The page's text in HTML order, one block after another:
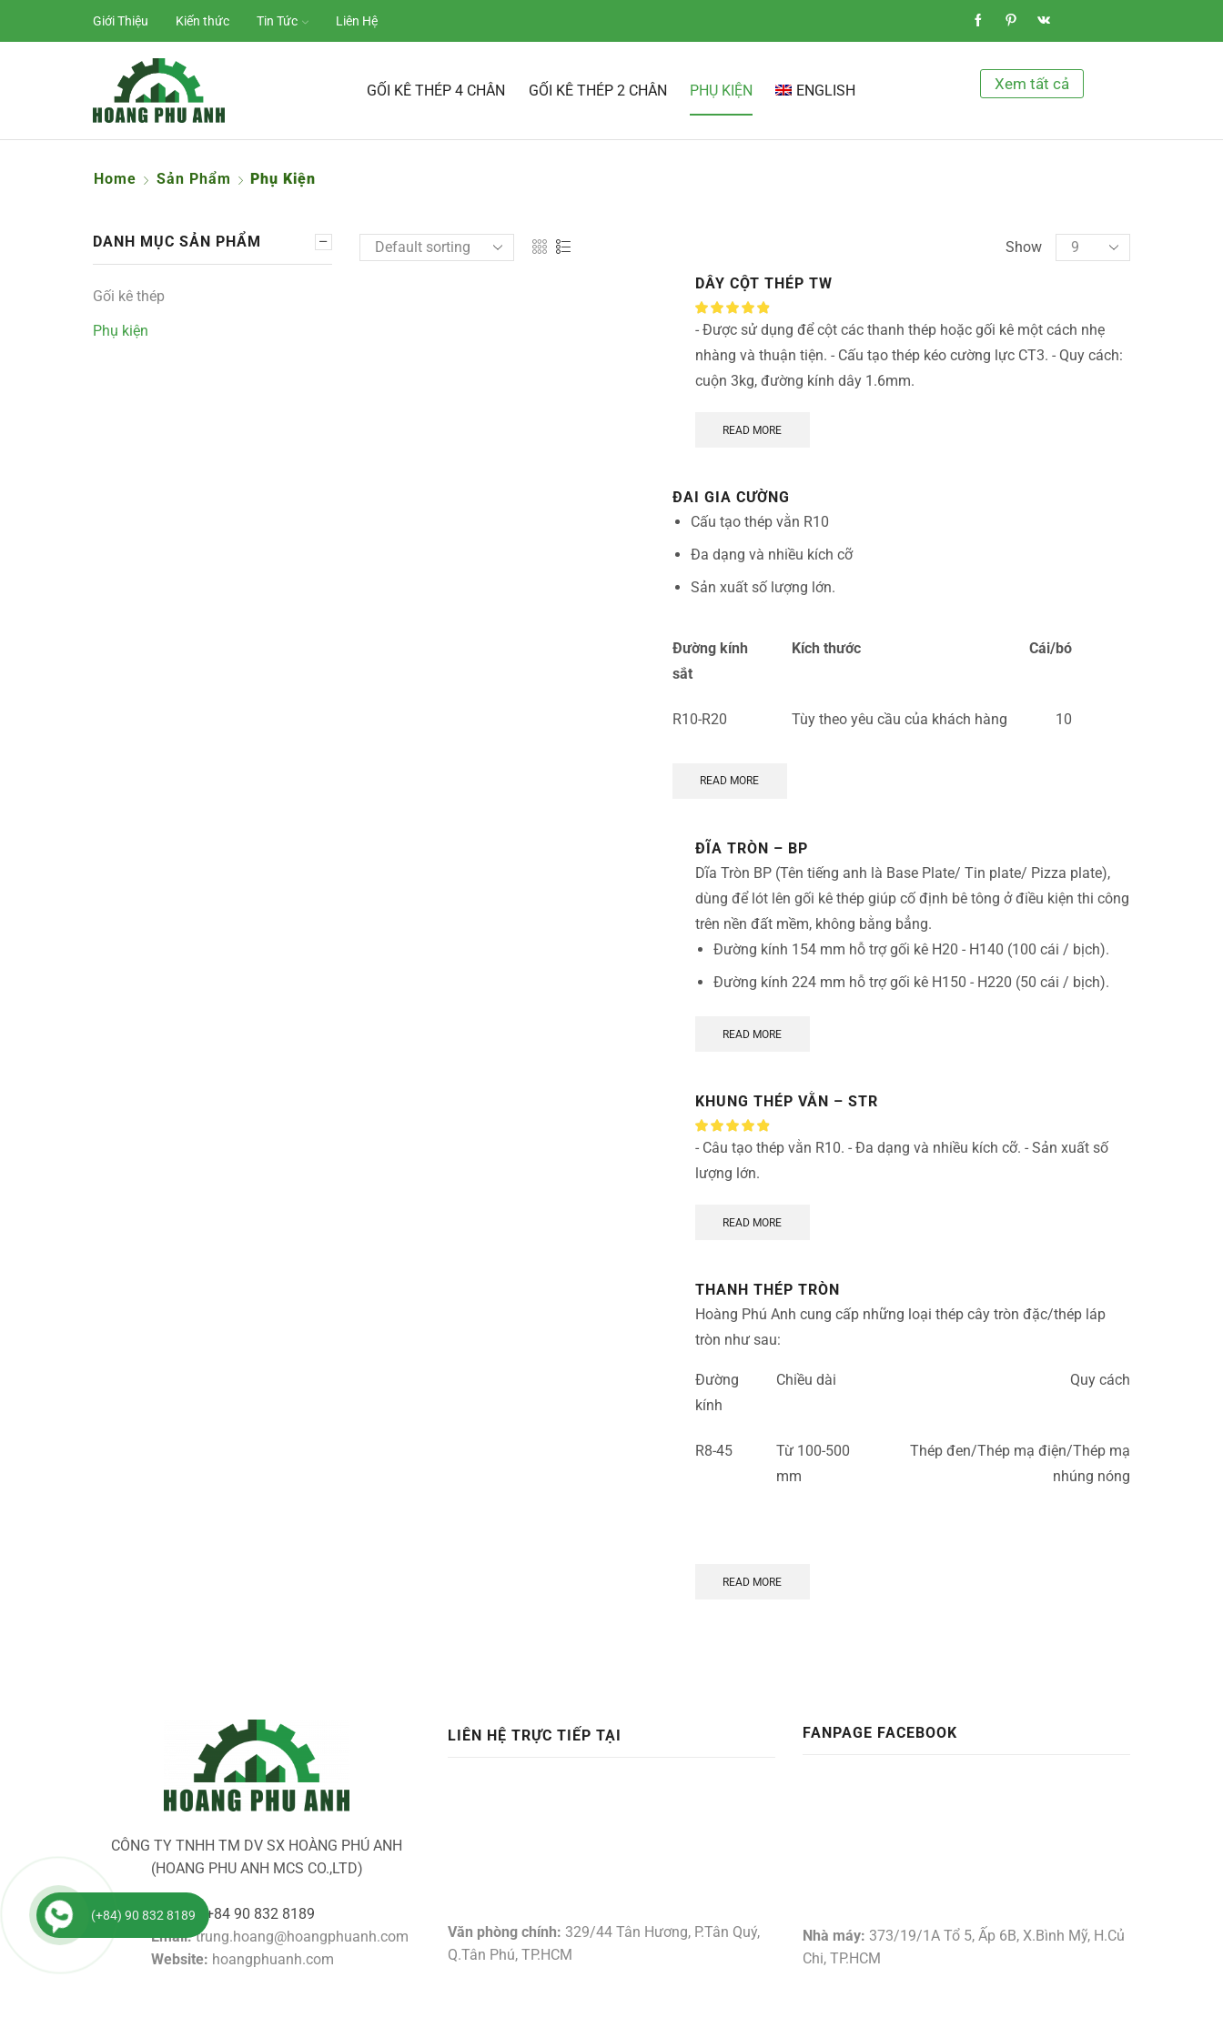
Giới Thiệu Kiến thức Tin Tức Liên Hệ
GỐI KÊ THÉP 4 CHÂN GỐI KÊ THÉP 2 CHÂN PHỤ KIỆN ENGLISH Xem tất cả
Home Sản Phẩm Phụ Kiện
Show
DÂY CỘT THÉP TW
- Được sử dụng để cột các thanh thép hoặc gối kê một cách nhẹ
nhàng và thuận tiện. - Cấu tạo thép kéo cường lực CT3. - Quy cách:
cuộn 3kg, đường kính dây 1.6mm.
READ MORE
ĐAI GIA CƯỜNG
Cấu tạo thép vằn R10
Đa dạng và nhiều kích cỡ
Sản xuất số lượng lớn.
Đường kính
sắt
Kích thước Cái/bó
R10-R20 Tùy theo yêu cầu của khách hàng 10
READ MORE
ĐĨA TRÒN – BP
Dĩa Tròn BP (Tên tiếng anh là Base Plate/ Tin plate/ Pizza plate),
dùng để lót lên gối kê thép giúp cố định bê tông ở điều kiện thi công
trên nền đất mềm, không bằng bẳng.
Đường kính 154 mm hỗ trợ gối kê H20 - H140 (100 cái / bịch).
Đường kính 224 mm hỗ trợ gối kê H150 - H220 (50 cái / bịch).
READ MORE
KHUNG THÉP VẰN – STR
- Câu tạo thép vằn R10. - Đa dạng và nhiều kích cỡ. - Sản xuất số
lượng lớn.
READ MORE
THANH THÉP TRÒN
Hoàng Phú Anh cung cấp những loại thép cây tròn đặc/thép láp
tròn như sau:
Đường
kính
Chiều dài Quy cách
R8-45
Từ 100-500
mm
Thép đen/Thép mạ điện/Thép mạ
nhúng nóng
READ MORE
DANH MỤC SẢN PHẨM
Gối kê thép
Phụ kiện
CÔNG TY TNHH TM DV SX HOÀNG PHÚ ANH
(HOANG PHU ANH MCS CO.,LTD)
Hotline:
+84 90 832 8189
Email: trung.hoang@hoangphuanh.com
Website: hoangphuanh.com
LIÊN HỆ TRỰC TIẾP TẠI
Văn phòng chính: 329/44 Tân Hương, P.Tân Quý,
Q.Tân Phú, TP.HCM
FANPAGE FACEBOOK
Nhà máy: 373/19/1A Tổ 5, Ấp 6B, X.Bình Mỹ, H.Củ
Chi, TP.HCM
(+84) 90 832 8189